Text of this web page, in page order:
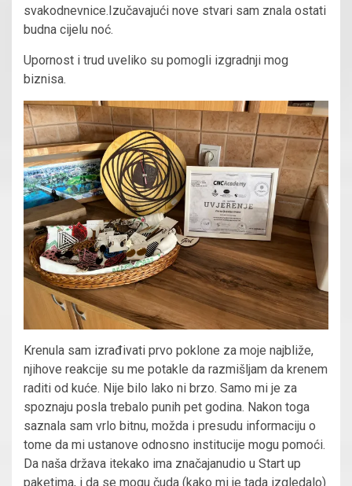
svakodnevnice.Izučavajući nove stvari sam znala ostati
budna cijelu noć.
Upornost i trud uveliko su pomogli izgradnji mog
biznisa.
Krenula sam izrađivati prvo poklone za moje najbliže,
njihove reakcije su me potakle da razmišljam da krenem
raditi od kuće. Nije bilo lako ni brzo. Samo mi je za
spoznaju posla trebalo punih pet godina. Nakon toga
saznala sam vrlo bitnu, možda i presudu informaciju o
tome da mi ustanove odnosno institucije mogu pomoći.
Da naša država itekako ima značajanudio u Start up
paketima, i da se mogu čuda (kako mi je tada izgledalo)